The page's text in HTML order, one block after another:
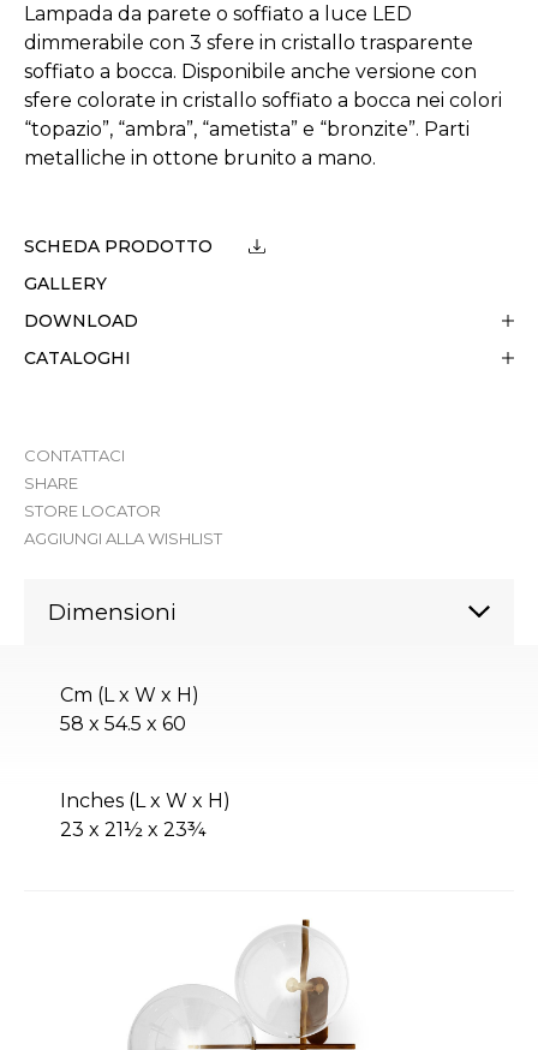
Lampada da parete o soffiato a luce LED
dimmerabile con 3 sfere in cristallo trasparente
soffiato a bocca. Disponibile anche versione con
sfere colorate in cristallo soffiato a bocca nei colori
“topazio”, “ambra”, “ametista” e “bronzite”. Parti
metalliche in ottone brunito a mano.
SCHEDA PRODOTTO
GALLERY
DOWNLOAD
CATALOGHI
CONTATTACI
SHARE
STORE LOCATOR
AGGIUNGI ALLA WISHLIST
Dimensioni
Cm (L x W x H)
58 x 54.5 x 60
Inches (L x W x H)
23 x 21½ x 23¾